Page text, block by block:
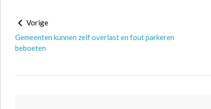
Vorige
Gemeenten kunnen zelf overlast en fout parkeren
beboeten